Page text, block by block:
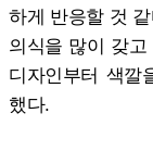
하게 반응할 것
의식을 많이 갖
디자인부터 색깔
했다.